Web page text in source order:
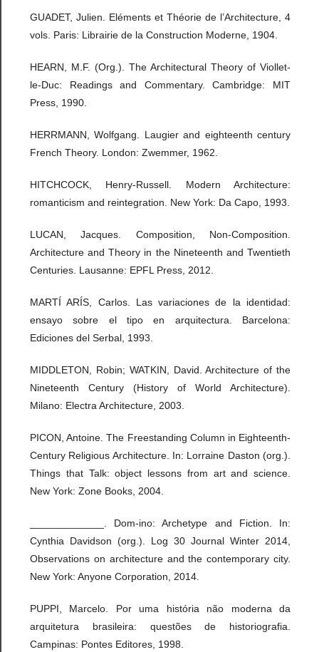
GUADET, Julien. Eléments et Théorie de l’Architecture, 4
vols. Paris: Librairie de la Construction Moderne, 1904.
HEARN, M.F. (Org.). The Architectural Theory of Viollet-
le-Duc: Readings and Commentary. Cambridge: MIT
Press, 1990.
HERRMANN, Wolfgang. Laugier and eighteenth century
French Theory. London: Zwemmer, 1962.
HITCHCOCK, Henry-Russell. Modern Architecture:
romanticism and reintegration. New York: Da Capo, 1993.
LUCAN, Jacques. Composition, Non-Composition.
Architecture and Theory in the Nineteenth and Twentieth
Centuries. Lausanne: EPFL Press, 2012.
MARTÍ ARÍS, Carlos. Las variaciones de la identidad:
ensayo sobre el tipo en arquitectura. Barcelona:
Ediciones del Serbal, 1993.
MIDDLETON, Robin; WATKIN, David. Architecture of the
Nineteenth Century (History of World Architecture).
Milano: Electra Architecture, 2003.
PICON, Antoine. The Freestanding Column in Eighteenth-
Century Religious Architecture. In: Lorraine Daston (org.).
Things that Talk: object lessons from art and science.
New York: Zone Books, 2004.
_____________. Dom-ino: Archetype and Fiction. In:
Cynthia Davidson (org.). Log 30 Journal Winter 2014,
Observations on architecture and the contemporary city.
New York: Anyone Corporation, 2014.
PUPPI, Marcelo. Por uma história não moderna da
arquitetura brasileira: questões de historiografia.
Campinas: Pontes Editores, 1998.